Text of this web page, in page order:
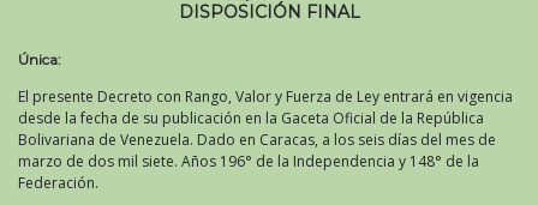
DISPOSICIÓN FINAL
Única:
El presente Decreto con Rango, Valor y Fuerza de Ley entrará en vigencia
desde la fecha de su publicación en la Gaceta Oficial de la República
Bolivariana de Venezuela. Dado en Caracas, a los seis días del mes de
marzo de dos mil siete. Años 196° de la Independencia y 148° de la
Federación.